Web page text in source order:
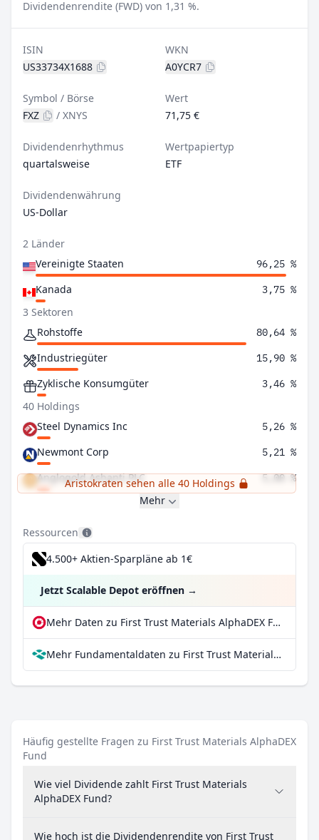
Dividendenrendite (FWD) von 1,31 %.
ISIN
US33734X1688
WKN
A0YCR7
Symbol / Börse
FXZ
/ XNYS
Wert
71,75 €
Dividendenrhythmus
quartalsweise
Wertpapiertyp
ETF
Dividendenwährung
US-Dollar
2 Länder
Vereinigte Staaten
96,25 %
Kanada 3,75 %
3 Sektoren
Rohstoffe
80,64 %
Industriegüter 15,90 %
Zyklische Konsumgüter 3,46 %
40 Holdings
Steel Dynamics Inc
5,26 %
Newmont Corp 5,21 %
Anglogold Ashanti PLC 5,00 %
Aristokraten sehen alle 40 Holdings
Mehr
Ressourcen
4.500+ Aktien-Sparpläne ab 1€
Jetzt Scalable Depot eröffnen →
Mehr Daten zu First Trust Materials AlphaDEX Fund bei extraETF
Mehr Fundamentaldaten zu First Trust Materials AlphaDEX Fund bei Parqet
Häufig gestellte Fragen zu First Trust Materials AlphaDEX
Fund
Wie viel Dividende zahlt First Trust Materials
AlphaDEX Fund?
Wie hoch ist die Dividendenrendite von First Trust